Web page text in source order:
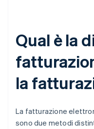
Qual è la
la
La fatturazione
sono due metodi